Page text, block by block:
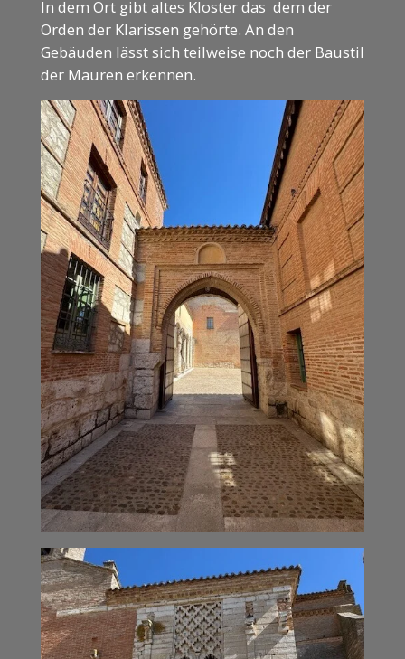
In dem Ort gibt altes Kloster das dem der
Orden der Klarissen gehörte. An den
Gebäuden lässt sich teilweise noch der Baustil
der Mauren erkennen.